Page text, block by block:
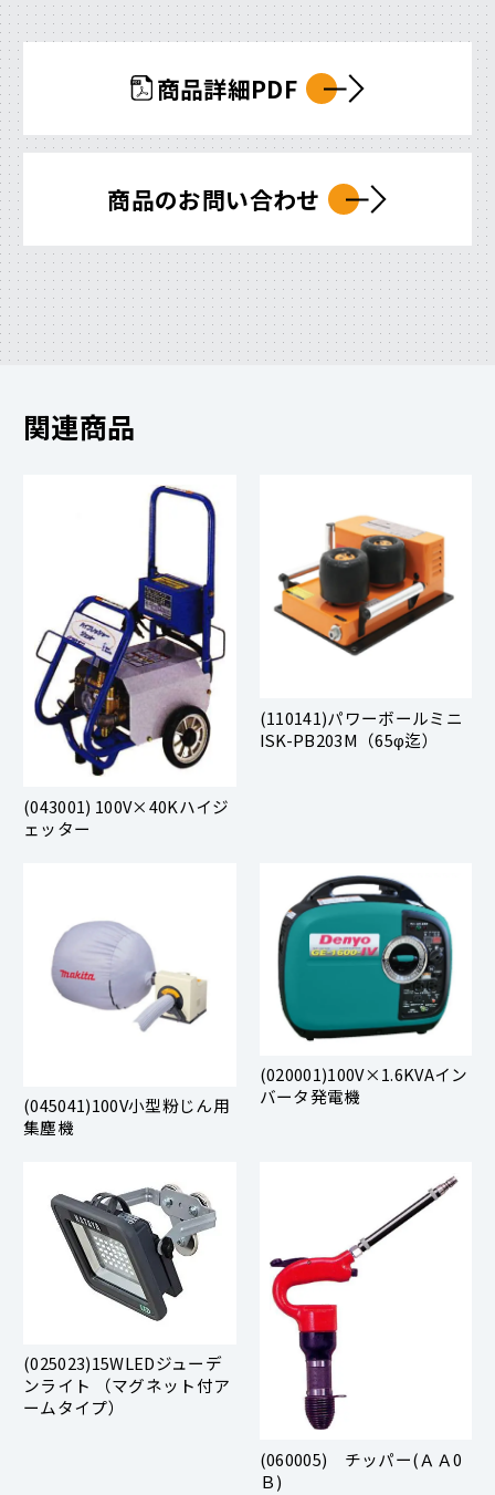
商品詳細PDF
商品のお問い合わせ
関連商品
(043001) 100V×40Kハイジ
ェッター
(110141)パワーボールミニ
ISK-PB203M（65φ迄）
(045041)100V小型粉じん用
集塵機
(020001)100V×1.6KVAイン
バータ発電機
(025023)15WLEDジューデ
ンライト （マグネット付ア
ームタイプ）
(060005) チッパー(ＡＡ0
Ｂ)